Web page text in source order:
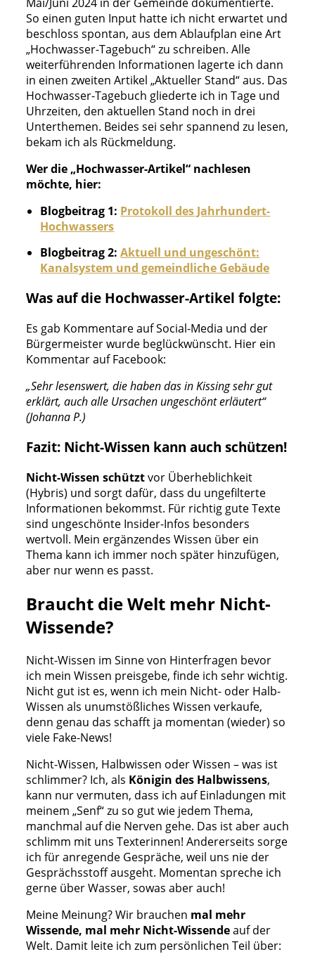
Mai/Juni 2024 in der Gemeinde dokumentierte.
So einen guten Input hatte ich nicht erwartet und
beschloss spontan, aus dem Ablaufplan eine Art
„Hochwasser-Tagebuch“ zu schreiben. Alle
weiterführenden Informationen lagerte ich dann
in einen zweiten Artikel „Aktueller Stand“ aus. Das
Hochwasser-Tagebuch gliederte ich in Tage und
Uhrzeiten, den aktuellen Stand noch in drei
Unterthemen. Beides sei sehr spannend zu lesen,
bekam ich als Rückmeldung.
Wer die „Hochwasser-Artikel“ nachlesen
möchte, hier:
Blogbeitrag 1: Protokoll des Jahrhundert-
Hochwassers
Blogbeitrag 2:Aktuell und ungeschönt:
Kanalsystem und gemeindliche Gebäude
Was auf die Hochwasser-Artikel folgte:
Es gab Kommentare auf Social-Media und der
Bürgermeister wurde beglückwünscht. Hier ein
Kommentar auf Facebook:
„Sehr lesenswert, die haben das in Kissing sehr gut
erklärt, auch alle Ursachen ungeschönt erläutert“
(Johanna P.)
Fazit: Nicht-Wissen kann auch schützen!
Nicht-Wissen schütztvor Überheblichkeit
(Hybris) und sorgt dafür, dass du ungefilterte
Informationen bekommst. Für richtig gute Texte
sind ungeschönte Insider-Infos besonders
wertvoll. Mein ergänzendes Wissen über ein
Thema kann ich immer noch später hinzufügen,
aber nur wenn es passt.
Braucht die Welt mehr Nicht-
Wissende?
Nicht-Wissen im Sinne von Hinterfragen bevor
ich mein Wissen preisgebe, finde ich sehr wichtig.
Nicht gut ist es, wenn ich mein Nicht- oder Halb-
Wissen als unumstößliches Wissen verkaufe,
denn genau das schafft ja momentan (wieder) so
viele Fake-News!
Nicht-Wissen, Halbwissen oder Wissen – was ist
schlimmer? Ich, als Königin des Halbwissens,
kann nur vermuten, dass ich auf Einladungen mit
meinem „Senf“ zu so gut wie jedem Thema,
manchmal auf die Nerven gehe. Das ist aber auch
schlimm mit uns Texterinnen! Andererseits sorge
ich für anregende Gespräche, weil uns nie der
Gesprächsstoff ausgeht. Momentan spreche ich
gerne über Wasser, sowas aber auch!
Meine Meinung? Wir brauchen mal mehr
Wissende, mal mehr Nicht-Wissendeauf der
Welt. Damit leite ich zum persönlichen Teil über: